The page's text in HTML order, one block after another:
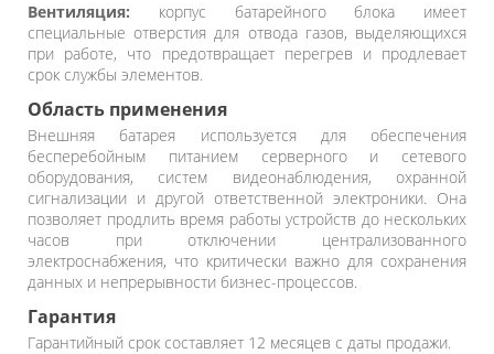
Вентиляция: корпус батарейного блока имеет
специальные отверстия для отвода газов, выделяющихся
при работе, что предотвращает перегрев и продлевает
срок службы элементов.
Область применения
Внешняя батарея используется для обеспечения
бесперебойным питанием серверного и сетевого
оборудования, систем видеонаблюдения, охранной
сигнализации и другой ответственной электроники. Она
позволяет продлить время работы устройств до нескольких
часов при отключении централизованного
электроснабжения, что критически важно для сохранения
данных и непрерывности бизнес-процессов.
Гарантия
Гарантийный срок составляет 12 месяцев с даты продажи.